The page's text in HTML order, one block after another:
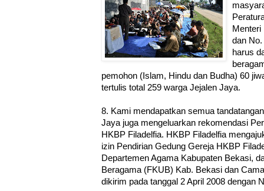
Menteri
dan
harus
pemohon (Islam, Hindu dan Budha) 60
tertulis total 259 warga Jejalen Jaya.
8. Kami mendapatkan semua
Jaya juga mengeluarkan rekomendasi
HKBP Filadelfia. HKBP Filadelfia
izin Pendirian Gedung Gereja HKBP
Departemen Agama Kabupaten Bekasi,
Beragama (FKUB) Kab. Bekasi dan
dikirim pada tanggal 2 April 2008 dengan